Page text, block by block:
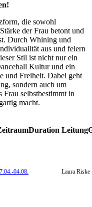
die sowohl
der Frau betont und
Durch Whining und
aus und feiern
Stil ist nicht nur ein
Kultur und ein
und Freiheit. Dabei geht
sondern auch um
selbstbestimmt in
macht.
Duration Leitung
04.08. Laura Riske